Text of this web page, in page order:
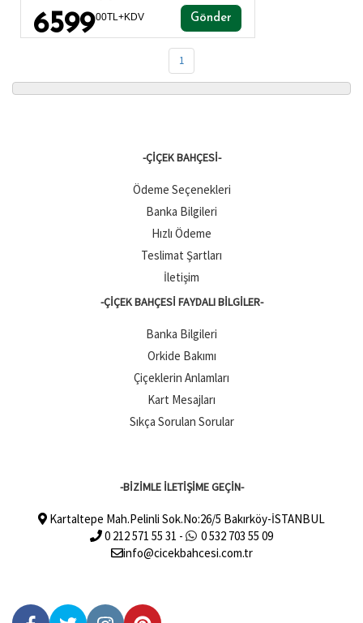
659900TL+KDV Gönder
1
-ÇIÇEK BAHÇESI-
Ödeme Seçenekleri
Banka Bilgileri
Hızlı Ödeme
Teslimat Şartları
İletişim
-ÇIÇEK BAHÇESI FAYDALI BILGILER-
Banka Bilgileri
Orkide Bakımı
Çiçeklerin Anlamları
Kart Mesajları
Sıkça Sorulan Sorular
-BİZİMLE İLETİŞİME GEÇİN-
Kartaltepe Mah.Pelinli Sok.No:26/5 Bakırköy-İSTANBUL
0 212 571 55 31 -
0 532 703 55 09
info@cicekbahcesi.com.tr